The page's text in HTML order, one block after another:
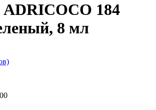
ADRICOCO 184
8 мл